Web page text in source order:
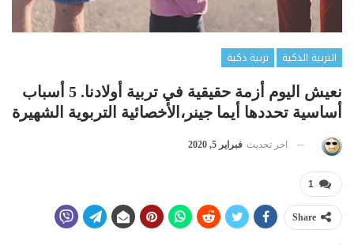
التربية الذكية
تربية ذكية
نعيش اليوم أزمة حقيقية في تربية أولادنا. 5 أسباب
أساسية تحددها أيما جينر،الأخصائية التربوية الشهيرة
اخر تحديث فبراير 5, 2020
1
Share